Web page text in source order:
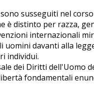
susseguiti nel
è distinto per razza,
internazionali
uomini davanti alla
individui.
dei Diritti dell'Uomo
fondamentali